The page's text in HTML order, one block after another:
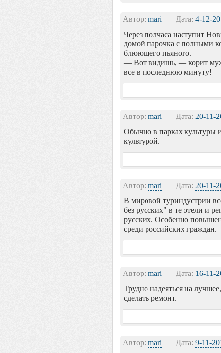
Автор: mari Дата: 4-12-
Через полчаса наступит
домой парочка с полными
блюющего пьяного.
— Вот видишь, — корит
все в последнюю минуту!
Автор: mari Дата: 20-11-
Обычно в парках культуры
культурой.
Автор: mari Дата: 20-11-
В мировой туриндустрии
без русских" в те отели и
русских. Особенно
среди российских граждан.
Автор: mari Дата: 16-11-
Трудно надеяться на
сделать ремонт.
Автор: mari Дата: 9-11-